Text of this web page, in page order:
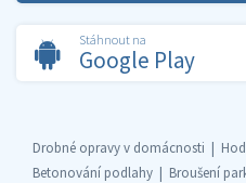
Stáhnout na
Google Play
Drobné opravy v domácnosti
Betonování podlahy
Broušení